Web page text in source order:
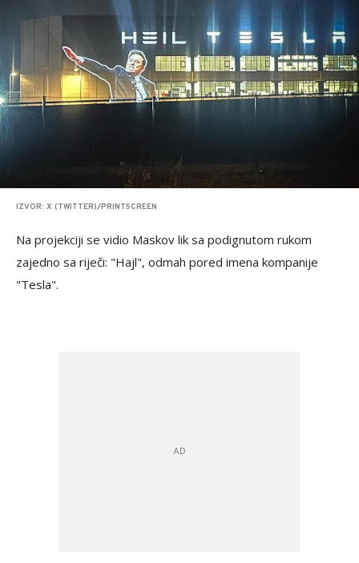
IZVOR: X (TWITTER)/PRINTSCREEN
Na projekciji se vidio Maskov lik sa podignutom rukom
zajedno sa riječi: "Hajl", odmah pored imena kompanije
"Tesla".